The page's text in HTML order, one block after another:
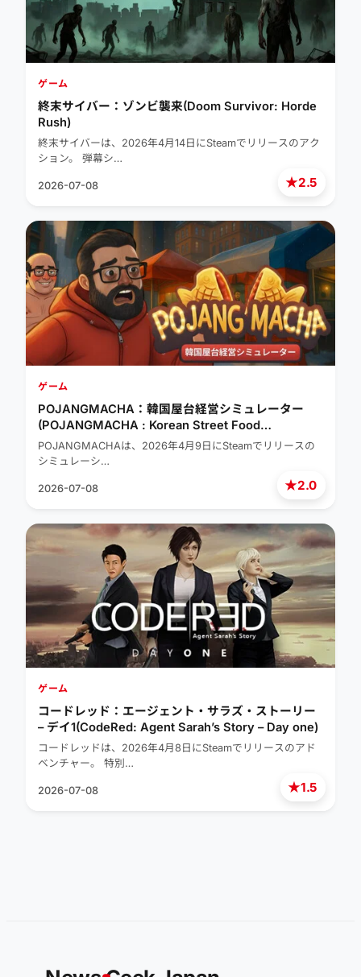
★2.5
ゲーム
終末サイバー：ゾンビ襲来(Doom Survivor: Horde
Rush)
終末サイバーは、2026年4月14日にSteamでリリースのアク
ション。 弾幕シ…
2026-07-08
★2.0
ゲーム
POJANGMACHA：韓国屋台経営シミュレーター
(POJANGMACHA : Korean Street Food
Management Simulator)
POJANGMACHAは、2026年4月9日にSteamでリリースの
シミュレーシ…
2026-07-08
★1.5
ゲーム
コードレッド：エージェント・サラズ・ストーリー
– デイ1(CodeRed: Agent Sarah’s Story – Day one)
コードレッドは、2026年4月8日にSteamでリリースのアド
ベンチャー。 特別…
2026-07-08